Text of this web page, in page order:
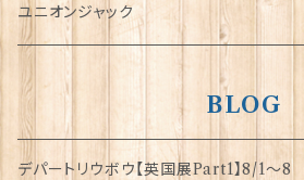
指貫(シンブル)
ユニオンジャック
BLOG
デパートリウボウ【英国展Part1】8/1〜8